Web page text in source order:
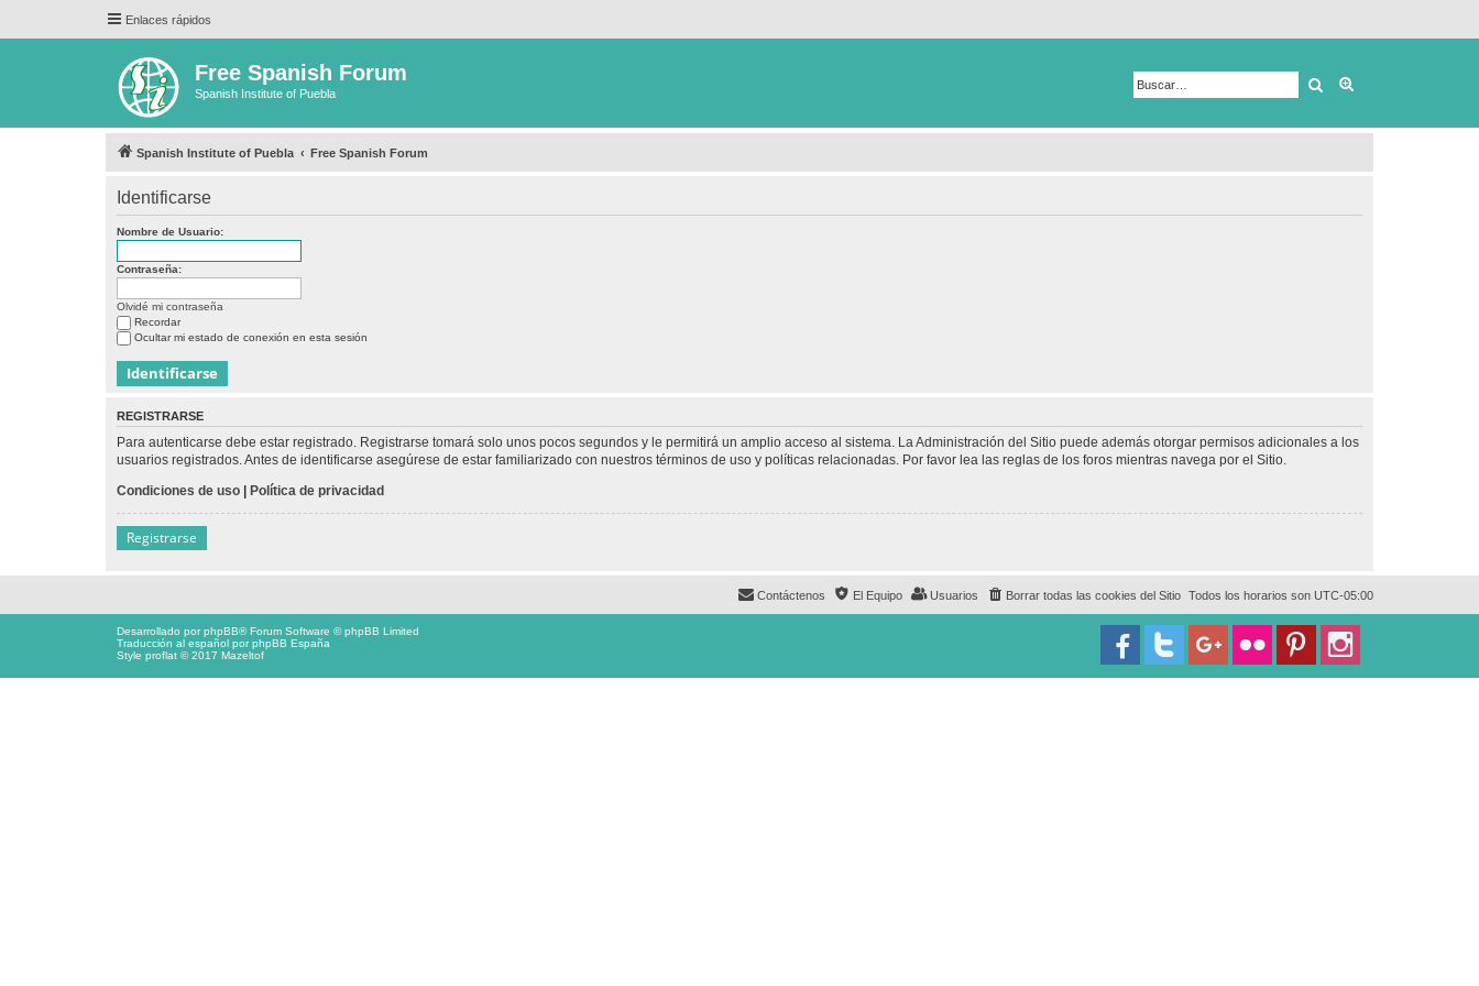
Enlaces rápidos
Free Spanish Forum
Spanish Institute of Puebla Buscar
Spanish Institute of Puebla Free Spanish Forum
Identificarse
Nombre de Usuario:
Contraseña:
Olvidé mi contraseña
Recordar
Ocultar mi estado de conexión en esta sesión
REGISTRARSE
Para autenticarse debe estar registrado. Registrarse tomará solo unos pocos segundos y le permitirá un amplio acceso al sistema. La Administración del Sitio puede además otorgar permisos adicionales a los
usuarios registrados. Antes de identificarse asegúrese de estar familiarizado con nuestros términos de uso y políticas relacionadas. Por favor lea las reglas de los foros mientras navega por el Sitio.
Condiciones de uso | Política de privacidad
Registrarse
Todos los horarios son UTC-05:00
Borrar todas las cookies del Sitio
Usuarios
El Equipo
Contáctenos
Desarrollado porphpBB® Forum Software © phpBB Limited
Traducción al español porphpBB España
Style proflat © 2017 Mazeltof